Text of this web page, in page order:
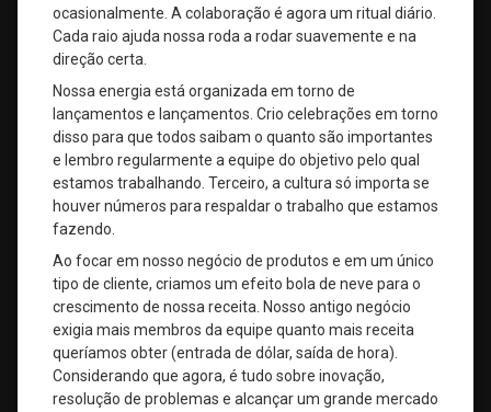
ocasionalmente. A colaboração é agora um ritual diário.
Cada raio ajuda nossa roda a rodar suavemente e na
direção certa.
Nossa energia está organizada em torno de
lançamentos e lançamentos. Crio celebrações em torno
disso para que todos saibam o quanto são importantes
e lembro regularmente a equipe do objetivo pelo qual
estamos trabalhando. Terceiro, a cultura só importa se
houver números para respaldar o trabalho que estamos
fazendo.
Ao focar em nosso negócio de produtos e em um único
tipo de cliente, criamos um efeito bola de neve para o
crescimento de nossa receita. Nosso antigo negócio
exigia mais membros da equipe quanto mais receita
queríamos obter (entrada de dólar, saída de hora).
Considerando que agora, é tudo sobre inovação,
resolução de problemas e alcançar um grande mercado